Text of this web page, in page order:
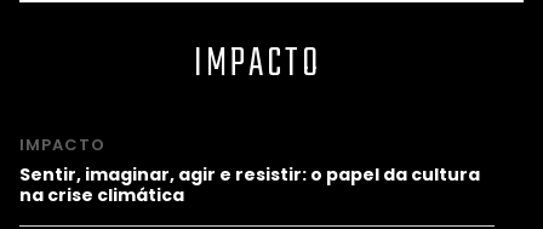
IMPACTO
IMPACTO
Sentir, imaginar, agir e resistir: o papel da cultura
na crise climática